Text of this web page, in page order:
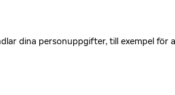
dina personuppgifter, till exempel